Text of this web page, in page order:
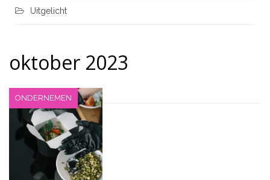
Uitgelicht
oktober 2023
ONDERNEMEN